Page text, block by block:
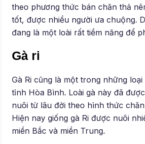
theo phương thức bán chăn thả
tốt, được nhiều người ưa chuộng.
đang là một loài rất tiềm năng để
Gà ri
Gà Ri cũng là một trong những
tỉnh Hòa Bình. Loài gà này đã
nuôi từ lâu đời theo hình thức
Hiện nay giống gà Ri được nuôi
miền Bắc và miền Trung.